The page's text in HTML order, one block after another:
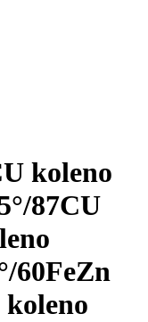
koleno
87CU
60FeZn